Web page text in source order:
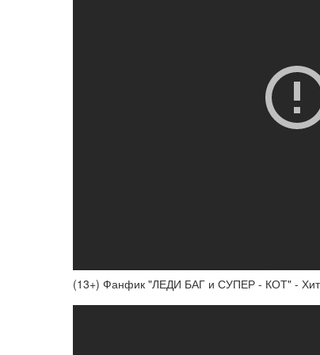
(13+) Фанфик "ЛЕДИ БАГ и СУПЕР - КОТ" -